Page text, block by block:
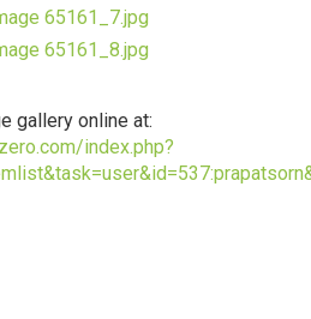
gallery online at:
index.php?